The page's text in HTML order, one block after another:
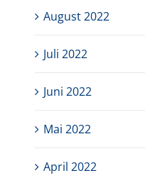
August 2022
Juli 2022
Juni 2022
Mai 2022
April 2022